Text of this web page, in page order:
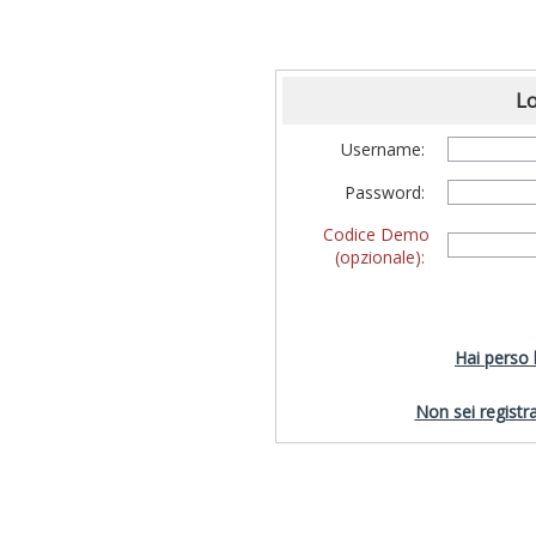
Username:
Password:
Codice Demo
(opzionale):
Hai perso
Non sei